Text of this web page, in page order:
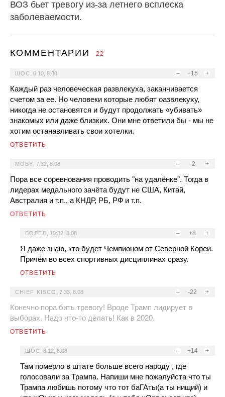
ВОЗ бьет тревогу из-за летнего всплеска
заболеваемости.
КОММЕНТАРИИ 22
– +15 +
ШОС ,6:10, 8.08
Каждый раз человеческая развлекуха, заканчивается
счетом за ее. Но человеки которые любят оазвлекуху,
никогда не остановятся и будут продолжать «убивать»
знакомых или даже близких. Они мне ответили бы - мы не
хотим останавливать свои хотелки.
ОТВЕТИТЬ
– -2 +
MOBY ,7:32, 8.08
Пора все соревнования проводить "на удалёнке". Тогда в
лидерах медального зачёта будут не США, Китай,
Австралия и т.п., а КНДР, РБ, РФ и т.п.
ОТВЕТИТЬ
– +8 +
БОЛЕЛ 10:32, 8.08
Я даже знаю, кто будет Чемпионом от Северной Кореи.
Причём во всех спортивных дисциплинах сразу.
ОТВЕТИТЬ
– -22 +
CHIEF KISCO ,7:33, 8.08
Конечно пора бить тревогу! Вроде Трамп лидирует в
выборах. Надо что-то делать! Как в 2020.
ОТВЕТИТЬ
– +14 +
ШОС ,8:12, 8.08
Там померло в штате больше всего народу , где
голосовали за Трампа. Напиши мне пожалуйста что ты
Трампа любишь потому что тот баГАты(а ты нищий) и